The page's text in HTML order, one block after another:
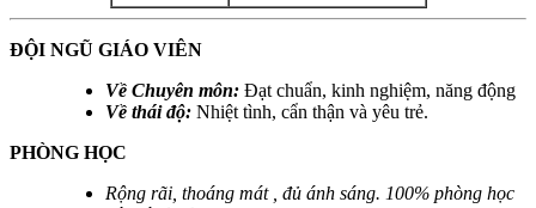
ĐỘI NGŨ GIÁO VIÊN
Về Chuyên môn: Đạt chuẩn, kinh nghiệm, năng động
Về thái độ: Nhiệt tình, cẩn thận và yêu trẻ.
PHÒNG HỌC
Rộng rãi, thoáng mát , đủ ánh sáng. 100% phòng học